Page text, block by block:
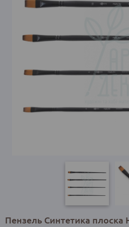
Пензель Синтетика плоска